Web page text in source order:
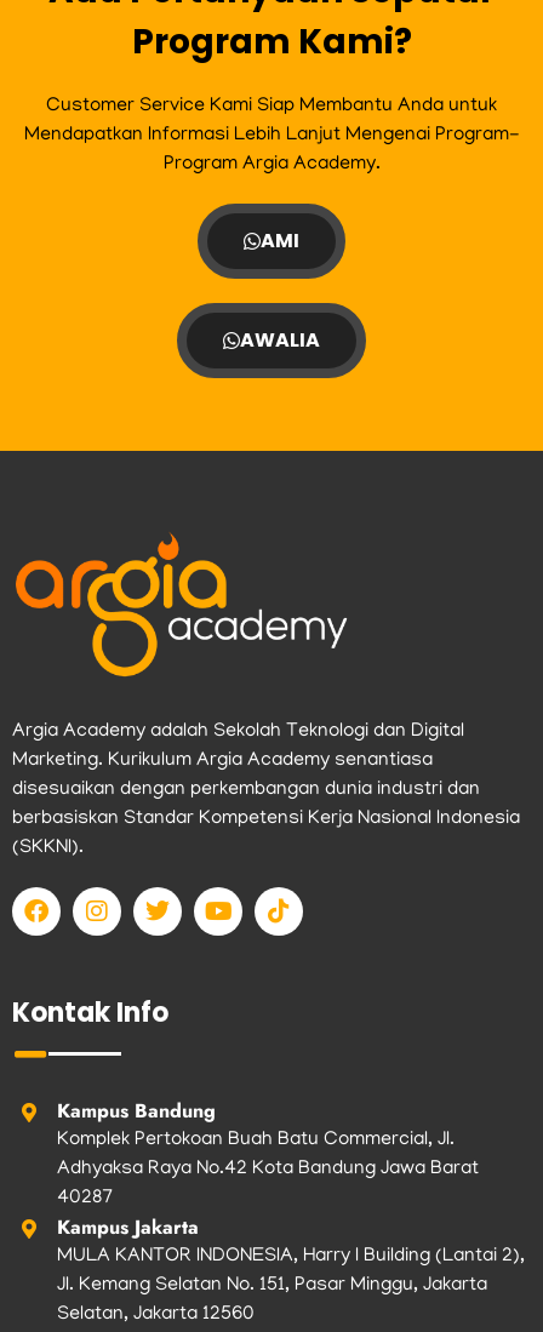
Program Kami?
Customer Service Kami Siap Membantu Anda untuk
Mendapatkan Informasi Lebih Lanjut Mengenai Program-
Program Argia Academy.
AMI
AWALIA
Argia Academy adalah Sekolah Teknologi dan Digital
Marketing. Kurikulum Argia Academy senantiasa
disesuaikan dengan perkembangan dunia industri dan
berbasiskan Standar Kompetensi Kerja Nasional Indonesia
(SKKNI).
F
a
c
o
o
k
I
n
s
a
g
a
T
w
i
e
Y
o
u
T
i
k
Kontak Info
Kampus Bandung
Komplek Pertokoan Buah Batu Commercial, Jl.
Adhyaksa Raya No.42 Kota Bandung Jawa Barat
40287
Kampus Jakarta
MULA KANTOR INDONESIA, Harry I Building (Lantai 2),
Jl. Kemang Selatan No. 151, Pasar Minggu, Jakarta
Selatan, Jakarta 12560